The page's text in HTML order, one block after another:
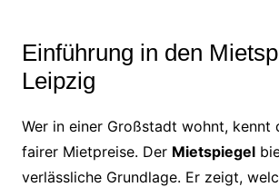
Einführung in den
Leipzig
Wer in einer Großstadt wohnt, kennt
fairer Mietpreise. Der Mietspiegel
verlässliche Grundlage. Er zeigt,